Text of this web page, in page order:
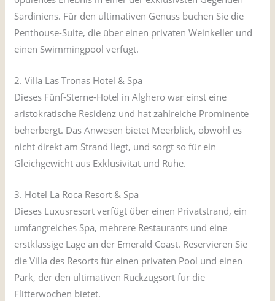
Sardiniens. Für den ultimativen Genuss buchen Sie die
Penthouse-Suite, die über einen privaten Weinkeller und
einen Swimmingpool verfügt.
2. Villa Las Tronas Hotel & Spa
Dieses Fünf-Sterne-Hotel in Alghero war einst eine
aristokratische Residenz und hat zahlreiche Prominente
beherbergt. Das Anwesen bietet Meerblick, obwohl es
nicht direkt am Strand liegt, und sorgt so für ein
Gleichgewicht aus Exklusivität und Ruhe.
3. Hotel La Roca Resort & Spa
Dieses Luxusresort verfügt über einen Privatstrand, ein
umfangreiches Spa, mehrere Restaurants und eine
erstklassige Lage an der Emerald Coast. Reservieren Sie
die Villa des Resorts für einen privaten Pool und einen
Park, der den ultimativen Rückzugsort für die
Flitterwochen bietet.